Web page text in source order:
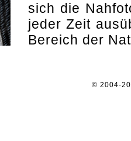
sich die
jeder Zeit
Bereich der
© 2004-